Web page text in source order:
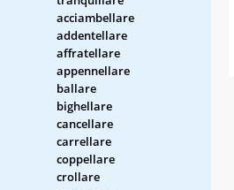
acciambellare
addentellare
affratellare
appennellare
ballare
bighellare
cancellare
carrellare
coppellare
crollare